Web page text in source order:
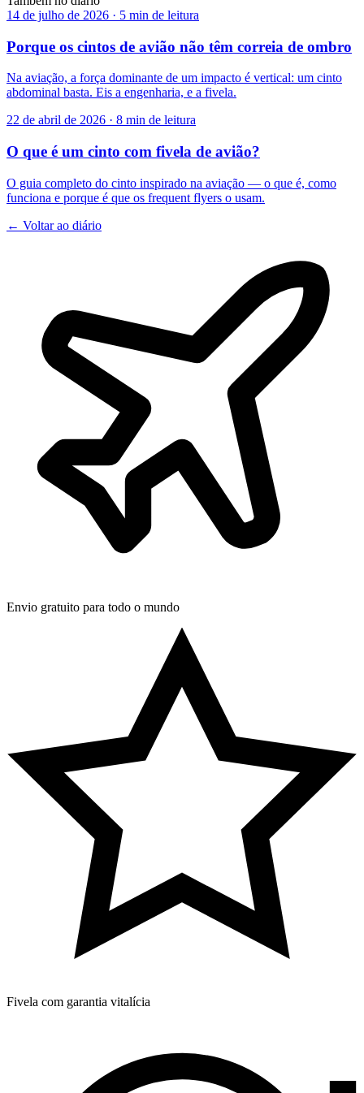
14 de julho de 2026 · 5 min de leitura
Porque os cintos de avião não têm correia de ombro
Na aviação, a força dominante de um impacto é vertical: um cinto
abdominal basta. Eis a engenharia, e a fivela.
22 de abril de 2026 · 8 min de leitura
O que é um cinto com fivela de avião?
O guia completo do cinto inspirado na aviação — o que é, como
funciona e porque é que os frequent flyers o usam.
← Voltar ao diário
Envio gratuito para todo o mundo
Fivela com garantia vitalícia